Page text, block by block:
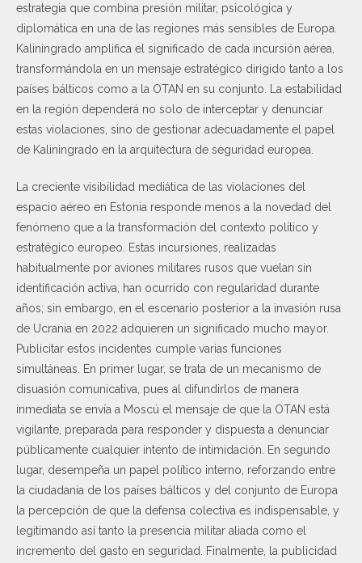
estrategia que combina presión militar, psicológica y
diplomática en una de las regiones más sensibles de Europa.
Kaliningrado amplifica el significado de cada incursión aérea,
transformándola en un mensaje estratégico dirigido tanto a los
países bálticos como a la OTAN en su conjunto. La estabilidad
en la región dependerá no solo de interceptar y denunciar
estas violaciones, sino de gestionar adecuadamente el papel
de Kaliningrado en la arquitectura de seguridad europea.
La creciente visibilidad mediática de las violaciones del
espacio aéreo en Estonia responde menos a la novedad del
fenómeno que a la transformación del contexto político y
estratégico europeo. Estas incursiones, realizadas
habitualmente por aviones militares rusos que vuelan sin
identificación activa, han ocurrido con regularidad durante
años; sin embargo, en el escenario posterior a la invasión rusa
de Ucrania en 2022 adquieren un significado mucho mayor.
Publicitar estos incidentes cumple varias funciones
simultáneas. En primer lugar, se trata de un mecanismo de
disuasión comunicativa, pues al difundirlos de manera
inmediata se envía a Moscú el mensaje de que la OTAN está
vigilante, preparada para responder y dispuesta a denunciar
públicamente cualquier intento de intimidación. En segundo
lugar, desempeña un papel político interno, reforzando entre
la ciudadanía de los países bálticos y del conjunto de Europa
la percepción de que la defensa colectiva es indispensable, y
legitimando así tanto la presencia militar aliada como el
incremento del gasto en seguridad. Finalmente, la publicidad